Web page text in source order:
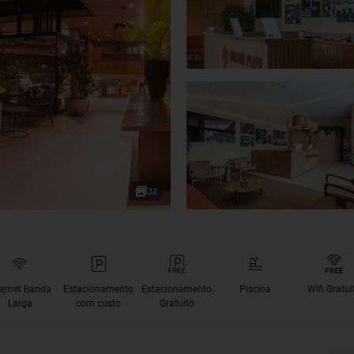
32
Banda
Larga
Estacionamento
com custo
Estacionamento
Gratuito
Piscina Wifi